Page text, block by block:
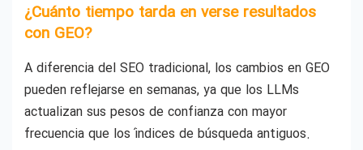
¿Cuánto tiempo tarda en verse resultados
con GEO?
A diferencia del SEO tradicional, los cambios en GEO
pueden reflejarse en semanas, ya que los LLMs
actualizan sus pesos de confianza con mayor
frecuencia que los índices de búsqueda antiguos.